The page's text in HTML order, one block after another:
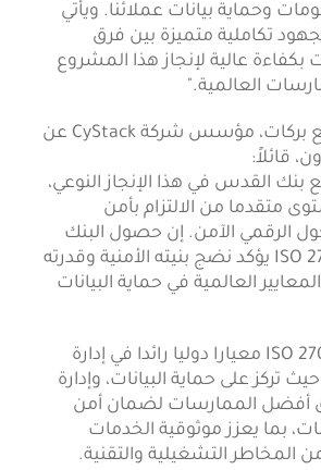
وحماية بيانات عملائنا. ويأتي
تكاملية متميزة بين فرق
بكفاءة عالية لإنجاز هذا المشروع
العالمية."
وأعرب السيد ربيع بركات، مؤسس شركة CyStack عن
قائلاً:
بنك القدس في هذا الإنجاز النوعي،
متقدما من الالتزام بأمن
الرقمي الآمن. إن حصول البنك
على شهادة ISO 27001 يؤكد نضج بنيته الأمنية وقدرته
العالمية في حماية البيانات
وتُعد شهادة ISO 27001 معيارا دوليا رائدا في إدارة
تركز على حماية البيانات، وإدارة
أفضل الممارسات لضمان أمن
بما يعزز موثوقية الخدمات
المخاطر التشغيلية والتقنية.